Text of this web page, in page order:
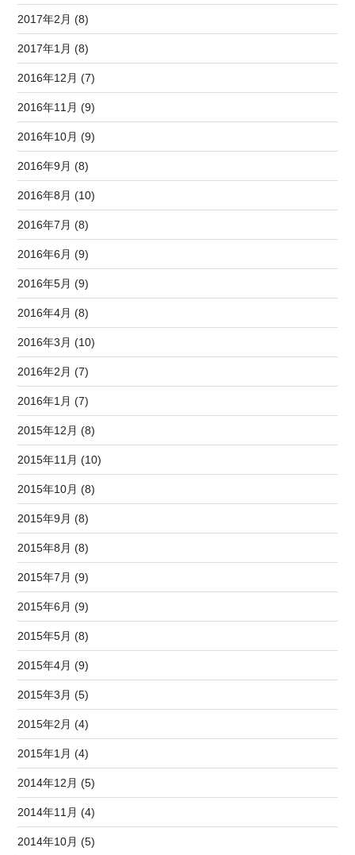
2017年2月 (8)
2017年1月 (8)
2016年12月 (7)
2016年11月 (9)
2016年10月 (9)
2016年9月 (8)
2016年8月 (10)
2016年7月 (8)
2016年6月 (9)
2016年5月 (9)
2016年4月 (8)
2016年3月 (10)
2016年2月 (7)
2016年1月 (7)
2015年12月 (8)
2015年11月 (10)
2015年10月 (8)
2015年9月 (8)
2015年8月 (8)
2015年7月 (9)
2015年6月 (9)
2015年5月 (8)
2015年4月 (9)
2015年3月 (5)
2015年2月 (4)
2015年1月 (4)
2014年12月 (5)
2014年11月 (4)
2014年10月 (5)